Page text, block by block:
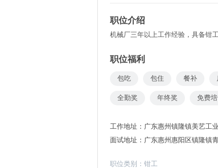
职位介绍
机械厂三年以上工作经验，具备钳
职位福利
包吃 包住 餐补
全勤奖 年终奖 免费
工作地址： 广东惠州镇隆镇美艺工
面试地址： 广东惠州惠阳区镇隆镇
职位类别： 钳工